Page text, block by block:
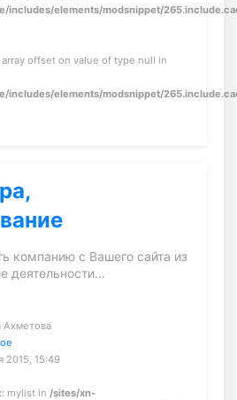
includes/elements/modsnippet/
array offset on value of type null in
includes/elements/modsnippet/
компанию с Вашего сайта из
деятельности…
Ахметова
2015, 15:49
mylist in /sites/xn-